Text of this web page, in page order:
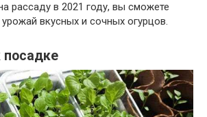
рассаду в 2021 году, вы сможете
вкусных и сочных огурцов.
посадке